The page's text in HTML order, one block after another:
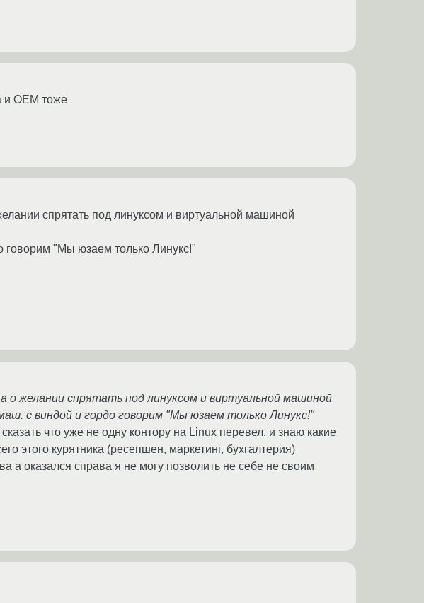
и ОЕМ тоже
спрятать под линуксом и виртуальной машиной
говорим "Мы юзаем только Линукс!"
о желании спрятать под линуксом и виртуальной машиной
с виндой и гордо говорим "Мы юзаем только Линукс!"
что уже не одну контору на Linux перевел, и знаю какие
этого курятника (ресепшен, маркетинг, бухгалтерия)
а оказался справа я не могу позволить не себе не своим